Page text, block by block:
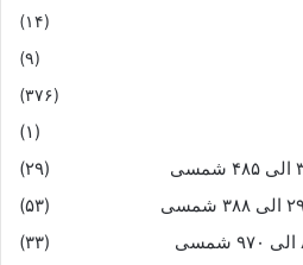
(۱۴)
(۹)
(۳۷۶)
(۱)
(۲۹)
(۵۳)
(۳۳)